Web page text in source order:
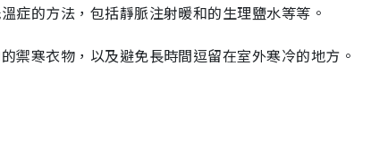
症的方法，包括靜脈注射暖和的生理鹽水等等。
禦寒衣物，以及避免長時間逗留在室外寒冷的地方。